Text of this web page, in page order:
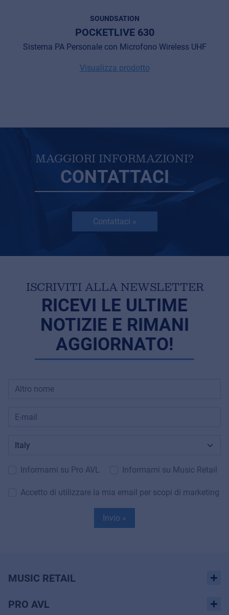
SOUNDSATION
POCKETLIVE 630
Sistema PA Personale con Microfono Wireless UHF
Visualizza prodotto
MAGGIORI INFORMAZIONI?
CONTATTACI
Contattaci »
ISCRIVITI ALLA NEWSLETTER
RICEVI LE ULTIME
NOTIZIE E RIMANI
AGGIORNATO!
Informami su Pro AVL Informami su Music Retail
Accetto di utilizzare la mia email per scopi di marketing
Invio »
MUSIC RETAIL
PRO AVL